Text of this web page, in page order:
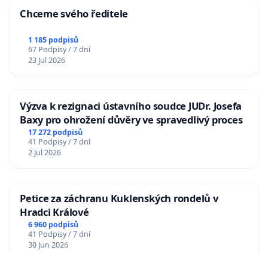
Chceme svého ředitele
1 185 podpisů
67 Podpisy / 7 dní
23 Jul 2026
Výzva k rezignaci ústavního soudce JUDr. Josefa
Baxy pro ohrožení důvěry ve spravedlivý proces
17 272 podpisů
41 Podpisy / 7 dní
2 Jul 2026
Petice za záchranu Kuklenských rondelů v
Hradci Králové
6 960 podpisů
41 Podpisy / 7 dní
30 Jun 2026